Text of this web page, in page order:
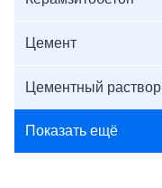
Цемент
Цементный раствор
Показать ещё